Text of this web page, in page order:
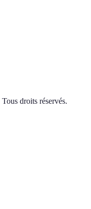
Tous droits réservés.